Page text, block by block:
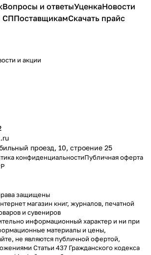
Вопросы и ответыУценкаНовости
СППоставщикамСкачать прайс
и акции
проезд, 10, строение 25
конфиденциальностиПубличная оферта
защищены
магазин книг, журналов, печатной
и сувениров
информационный характер и ни при
материалы и цены,
не являются публичной офертой,
Статьи 437 Гражданского кодекса